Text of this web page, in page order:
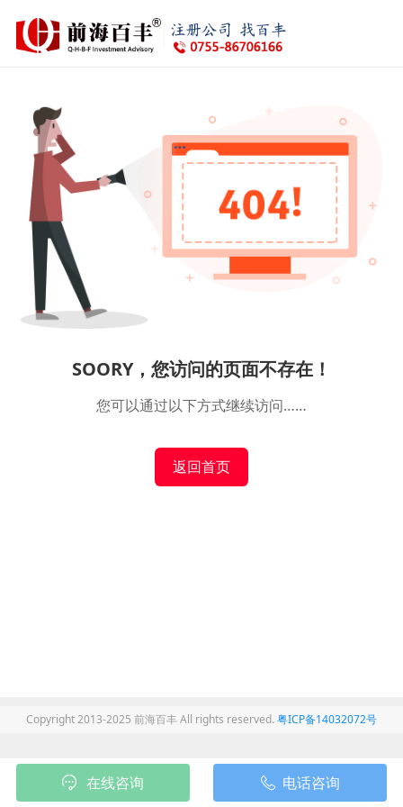
SOORY，您访问的页面不存在！
您可以通过以下方式继续访问……
返回首页
Copyright 2013-2025 前海百丰 All rights reserved. 粤ICP备14032072号
在线咨询 电话咨询